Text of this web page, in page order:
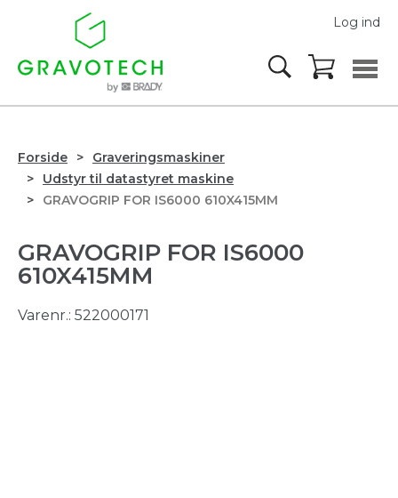
Log ind
Forside
Graveringsmaskiner
Udstyr til datastyret maskine
GRAVOGRIP FOR IS6000 610X415MM
GRAVOGRIP FOR IS6000
610X415MM
Varenr.: 522000171